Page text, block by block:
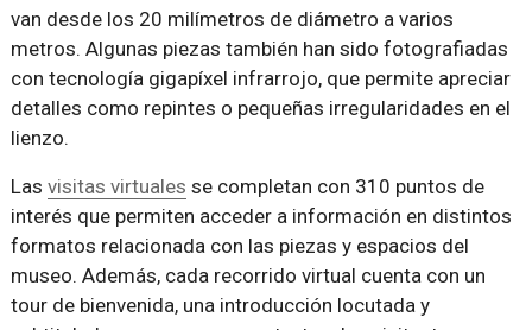
van desde los 20 milímetros de diámetro a varios
metros. Algunas piezas también han sido fotografiadas
con tecnología gigapíxel infrarrojo, que permite apreciar
detalles como repintes o pequeñas irregularidades en el
lienzo.
Las visitas virtuales se completan con 310 puntos de
interés que permiten acceder a información en distintos
formatos relacionada con las piezas y espacios del
museo. Además, cada recorrido virtual cuenta con un
tour de bienvenida, una introducción locutada y